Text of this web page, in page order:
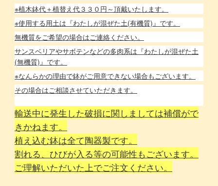
※植木鉢代＋植替え代３３０円～頂戴いたします。
※使用する用土は『わたしが混ぜた土(有機質)』です。
無機質をご希望の場合はご連絡ください。
サンスベリアやサボテンなどの多肉系は『わたしが混ぜた土
(無機質)』です。
※なんらかの理由で鉢がご用意できない場合もございます。
その場合はご相談させていただきます。
輸送中に発生した破損に関しましては補償がで
きかねます。
植え込む鉢は全て陶器製です。
割れる、ひびが入る等の可能性もございます。
ご理解いただいた上でご注文ください。